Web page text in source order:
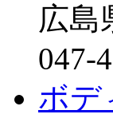
広
047-
ボデ